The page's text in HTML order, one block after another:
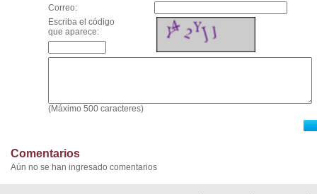
Correo:
Escriba el código
que aparece:
(Máximo 500 caracteres)
Comentarios
Aún no se han ingresado comentarios